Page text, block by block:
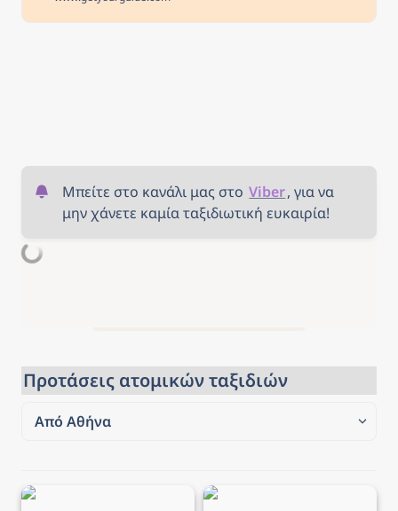
Visit the Guinness Storehouse,
enjoy a hop-on hop-off bus tour of
Μπείτε στο κανάλι μας στο Viber, για να
μην χάνετε καμία ταξιδιωτική ευκαιρία!
Προτάσεις ατομικών ταξιδιών
Από Αθήνα
Ταξίδι στη Λυών → 5
Ταξίδι στο Βουκουρέστι